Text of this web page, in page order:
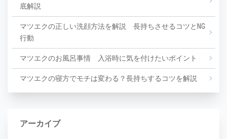
底解説
マツエクの正しい洗顔方法を解説 長持ちさせるコツとNG
行動
マツエクのお風呂事情 入浴時に気を付けたいポイント
マツエクの寝方でモチは変わる？長持ちするコツを解説
アーカイブ